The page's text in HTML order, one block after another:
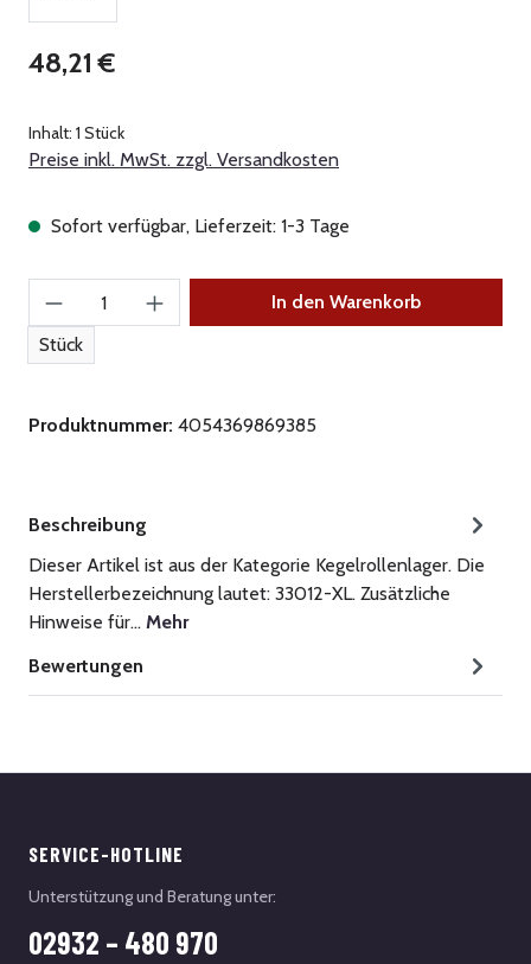
Regulärer Preis:
48,21 €
Inhalt: 1 Stück
Preise inkl. MwSt. zzgl. Versandkosten
Sofort verfügbar, Lieferzeit: 1-3 Tage
Produkt Anzahl: Gib den gewünschten Wert
Stück
In den Warenkorb
Produktnummer: 4054369869385
Beschreibung
Dieser Artikel ist aus der Kategorie Kegelrollenlager. Die
Herstellerbezeichnung lautet: 33012-XL. Zusätzliche
Hinweise für… Mehr
Bewertungen
SERVICE-HOTLINE
Unterstützung und Beratung unter:
02932 – 480 970